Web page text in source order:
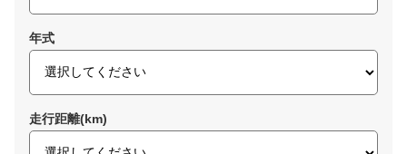
年式
走行距離(km)